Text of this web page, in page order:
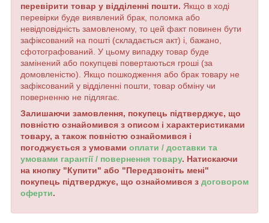
перевірити товар у відділенні пошти. Якщо в ході
перевірки буде виявлений брак, поломка або
невідповідність замовленому, то цей факт повинен бути
зафіксований на пошті (складається акт) і, бажано,
сфотографований. У цьому випадку товар буде
замінений або покупцеві повертаються гроші (за
домовленістю). Якщо пошкодження або брак товару не
зафіксований у відділенні пошти, товар обміну чи
поверненню не підлягає.
Залишаючи замовлення, покупець підтверджує, що
повністю ознайомився з описом і характеристиками
товару, а також повністю ознайомився і
погоджується з умовами оплати / доставки та
умовами гарантії / повернення товару. Натискаючи
на кнопку "Купити" або "Передзвоніть мені"
покупець підтверджує, що ознайомився з договором
оферти.